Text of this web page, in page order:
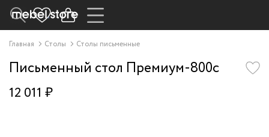
Главная Столы Столы письменные
Письменный стол Премиум-800c
12 011 ₽